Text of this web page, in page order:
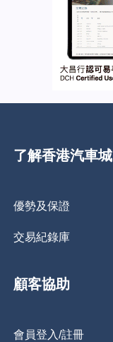
了解香港汽車城
優勢及保證
交易紀錄庫
顧客協助
會員登入/註冊